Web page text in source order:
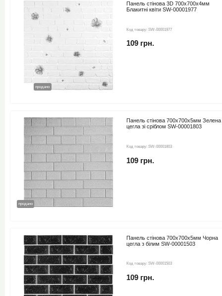
продано
Панель стінова 3D 700х700х4мм
Блакитні квіти SW-00001977
Код товару: SW-00001977
109 грн.
продано
Панель стінова 700х700х5мм Зелена
цегла зі сріблом SW-00001803
Код товару: SW-00001803
109 грн.
Панель стінова 700х700х5мм Чорна
цегла з білим SW-00001503
Код товару: SW-00001503
109 грн.